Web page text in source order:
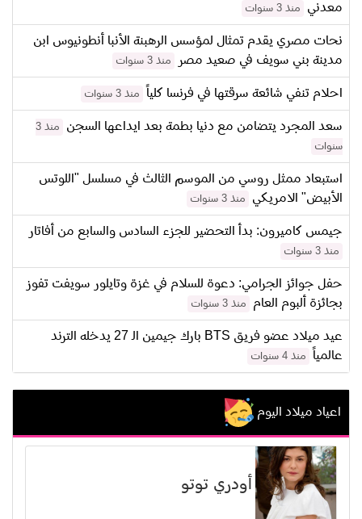
معدني
منذ 3 سنوات
نحات مصري يقدم تمثال لمؤسس الرهبنة الأنبا أنطونيوس ابن
مدينة بني سويف في صعيد مصر
منذ 3 سنوات
احلام تنفي شائعة سرقتها في فرنسا كلياً منذ 3 سنوات
سعد المجرد يتضامن مع دنيا بطمة بعد ايداعها السجن
منذ 3
سنوات
استبعاد ممثل روسي من الموسم الثالث في مسلسل "اللوتس
الأبيض" الامريكي
منذ 3 سنوات
جيمس كاميرون: بدأ التحضير للجزء السادس والسابع من أفاتار
منذ 3 سنوات
حفل جوائز الجرامي: دعوة للسلام في غزة وتايلور سويفت تفوز
بجائزة ألبوم العام
منذ 3 سنوات
عيد ميلاد عضو فريق BTS بارك جيمين الـ 27 يدخله الترند
عالمياً
منذ 4 سنوات
اعياد ميلاد اليوم
أودري توتو